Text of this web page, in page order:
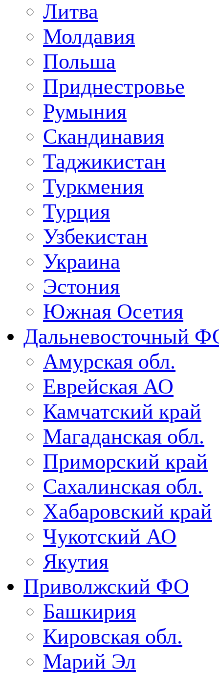
Литва
Молдавия
Польша
Приднестровье
Румыния
Скандинавия
Таджикистан
Туркмения
Турция
Узбекистан
Украина
Эстония
Южная Осетия
Дальневосточный
Амурская обл.
Еврейская АО
Камчатский край
Магаданская обл.
Приморский край
Сахалинская обл.
Хабаровский край
Чукотский АО
Якутия
Приволжский ФО
Башкирия
Кировская обл.
Марий Эл